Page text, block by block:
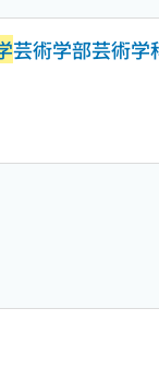
芸術学部芸術学